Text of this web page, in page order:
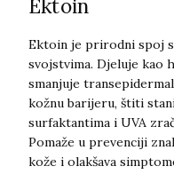
Ektoin
Ektoin je prirodni spoj
svojstvima. Djeluje kao
smanjuje
kožnu barijeru, štiti
surfaktantima i UVA
Pomaže u prevenciji
kože i olakšava